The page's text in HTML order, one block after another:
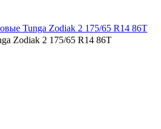
Zodiak 2 175/65 R14 86T